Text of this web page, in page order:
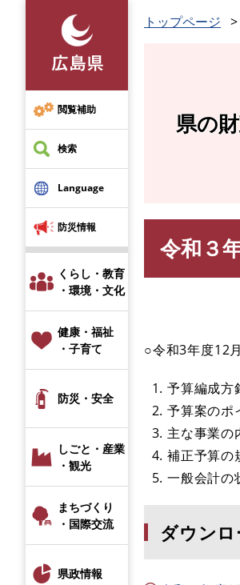
先
頭
で
す
閲覧補助
検索
Language
防災情報
くらし・教育
・環境・文化
健康・福祉
・子育て
防災・安全
しごと・産業
・観光
まちづくり
・国際交流
県政情報
トップページ
県の
令和３
○令和3年度12
1. 予算編成方
2. 予算案のポ
3. 主な事業の
4. 補正予算の
5. 一般会計の
ダウンロ